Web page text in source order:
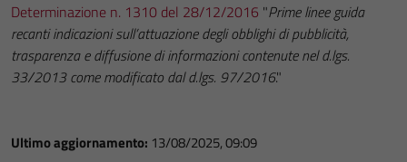
Determinazione n. 1310 del 28/12/2016 "Prime linee guida
recanti indicazioni sull’attuazione degli obblighi di pubblicità,
trasparenza e diffusione di informazioni contenute nel d.lgs.
33/2013 come modificato dal d.lgs. 97/2016."
Ultimo aggiornamento: 13/08/2025, 09:09